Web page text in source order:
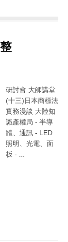
研討會 大師講堂
(十三)日本商標法
實務漫談 大陸知
識產權局 - 半導
體、通訊 - LED
照明、光電、面
板 - ...